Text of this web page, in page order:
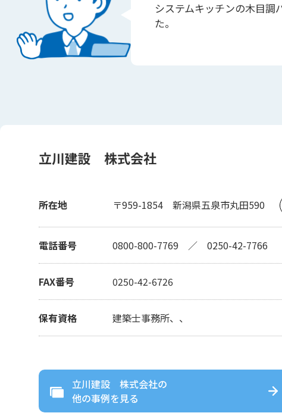
システムキッチンの木目調
た。
立川建設 株式会社
所在地 〒959-1854 新潟県五泉市丸田590
電話番号 0800-800-7769 ／ 0250-42-7766
FAX番号 0250-42-6726
保有資格 建築士事務所、、
立川建設 株式会社の
他の事例を見る